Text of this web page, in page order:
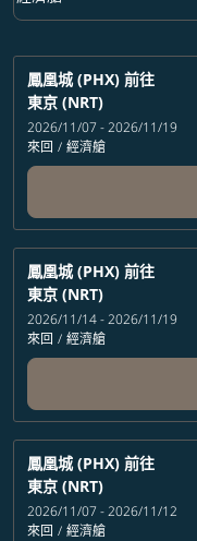
艙等 option 經濟艙 Selected
鳳凰城 (PHX) 前往
東京 (NRT)
2026/11/07 - 2026/11/19
來回 / 經濟艙
鳳凰城 (PHX) 前往
東京 (NRT)
2026/11/14 - 2026/11/19
來回 / 經濟艙
鳳凰城 (PHX) 前往
東京 (NRT)
2026/11/07 - 2026/11/12
來回 / 經濟艙